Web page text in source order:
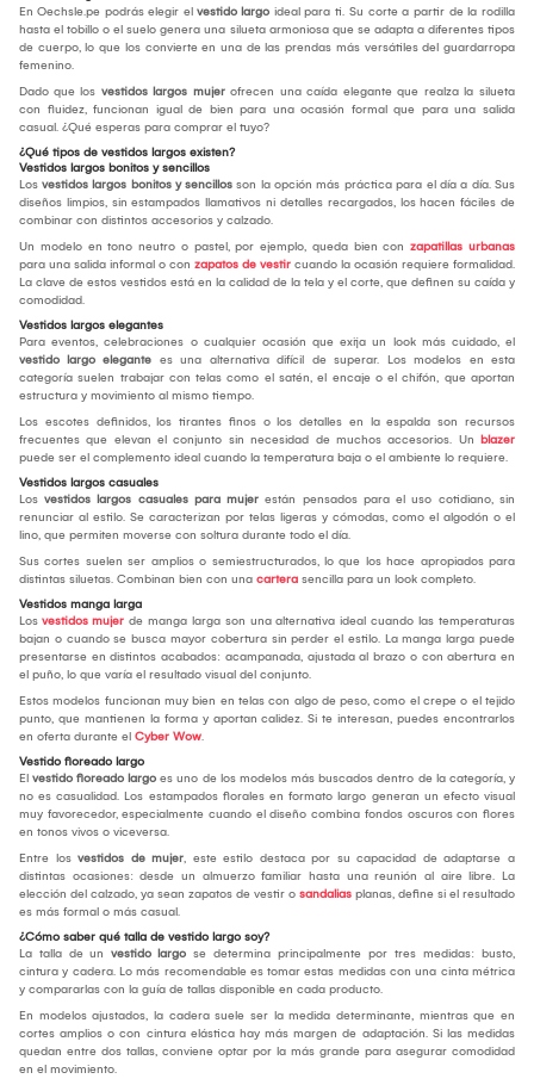
En Oechsle.pe podrás elegir el vestido largo ideal para ti. Su corte a partir de la rodilla
hasta el tobillo o el suelo genera una silueta armoniosa que se adapta a diferentes tipos
de cuerpo, lo que los convierte en una de las prendas más versátiles del guardarropa
femenino.
Dado que los vestidos largos mujer ofrecen una caída elegante que realza la silueta
con fluidez, funcionan igual de bien para una ocasión formal que para una salida
casual. ¿Qué esperas para comprar el tuyo?
¿Qué tipos de vestidos largos existen?
Vestidos largos bonitos y sencillos
Los vestidos largos bonitos y sencillos son la opción más práctica para el día a día. Sus
diseños limpios, sin estampados llamativos ni detalles recargados, los hacen fáciles de
combinar con distintos accesorios y calzado.
Un modelo en tono neutro o pastel, por ejemplo, queda bien con zapatillas urbanas
para una salida informal o con zapatos de vestir cuando la ocasión requiere formalidad.
La clave de estos vestidos está en la calidad de la tela y el corte, que definen su caída y
comodidad.
Vestidos largos elegantes
Para eventos, celebraciones o cualquier ocasión que exija un look más cuidado, el
vestido largo elegante es una alternativa difícil de superar. Los modelos en esta
categoría suelen trabajar con telas como el satén, el encaje o el chifón, que aportan
estructura y movimiento al mismo tiempo.
Los escotes definidos, los tirantes finos o los detalles en la espalda son recursos
frecuentes que elevan el conjunto sin necesidad de muchos accesorios. Un blazer
puede ser el complemento ideal cuando la temperatura baja o el ambiente lo requiere.
Vestidos largos casuales
Los vestidos largos casuales para mujer están pensados para el uso cotidiano, sin
renunciar al estilo. Se caracterizan por telas ligeras y cómodas, como el algodón o el
lino, que permiten moverse con soltura durante todo el día.
Sus cortes suelen ser amplios o semiestructurados, lo que los hace apropiados para
distintas siluetas. Combinan bien con una cartera sencilla para un look completo.
Vestidos manga larga
Los vestidos mujer de manga larga son una alternativa ideal cuando las temperaturas
bajan o cuando se busca mayor cobertura sin perder el estilo. La manga larga puede
presentarse en distintos acabados: acampanada, ajustada al brazo o con abertura en
el puño, lo que varía el resultado visual del conjunto.
Estos modelos funcionan muy bien en telas con algo de peso, como el crepe o el tejido
punto, que mantienen la forma y aportan calidez. Si te interesan, puedes encontrarlos
en oferta durante el Cyber Wow.
Vestido floreado largo
El vestido floreado largo es uno de los modelos más buscados dentro de la categoría, y
no es casualidad. Los estampados florales en formato largo generan un efecto visual
muy favorecedor, especialmente cuando el diseño combina fondos oscuros con flores
en tonos vivos o viceversa.
Entre los vestidos de mujer, este estilo destaca por su capacidad de adaptarse a
distintas ocasiones: desde un almuerzo familiar hasta una reunión al aire libre. La
elección del calzado, ya sean zapatos de vestir o sandalias planas, define si el resultado
es más formal o más casual.
¿Cómo saber qué talla de vestido largo soy?
La talla de un vestido largo se determina principalmente por tres medidas: busto,
cintura y cadera. Lo más recomendable es tomar estas medidas con una cinta métrica
y compararlas con la guía de tallas disponible en cada producto.
En modelos ajustados, la cadera suele ser la medida determinante, mientras que en
cortes amplios o con cintura elástica hay más margen de adaptación. Si las medidas
quedan entre dos tallas, conviene optar por la más grande para asegurar comodidad
en el movimiento.